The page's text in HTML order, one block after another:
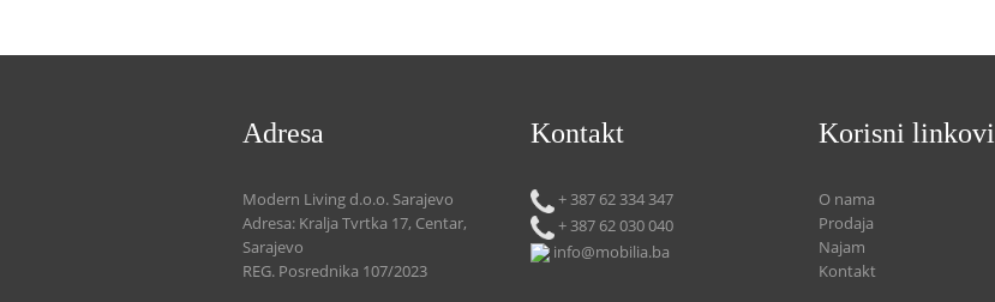
Adresa
Modern Living d.o.o. Sarajevo
Adresa: Kralja Tvrtka 17, Centar,
Sarajevo
REG. Posrednika 107/2023
Kontakt
+ 387 62 334 347
+ 387 62 030 040
info@mobilia.ba
Korisni linkovi
O nama
Prodaja
Najam
Kontakt